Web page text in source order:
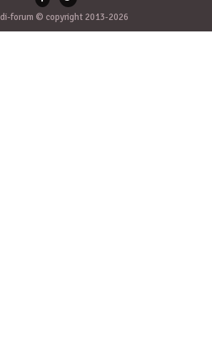
forum © copyright 2013-2026